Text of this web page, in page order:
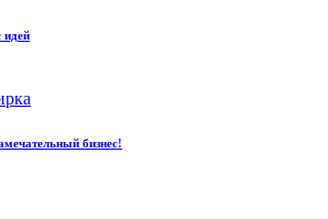
идей
бизнес!